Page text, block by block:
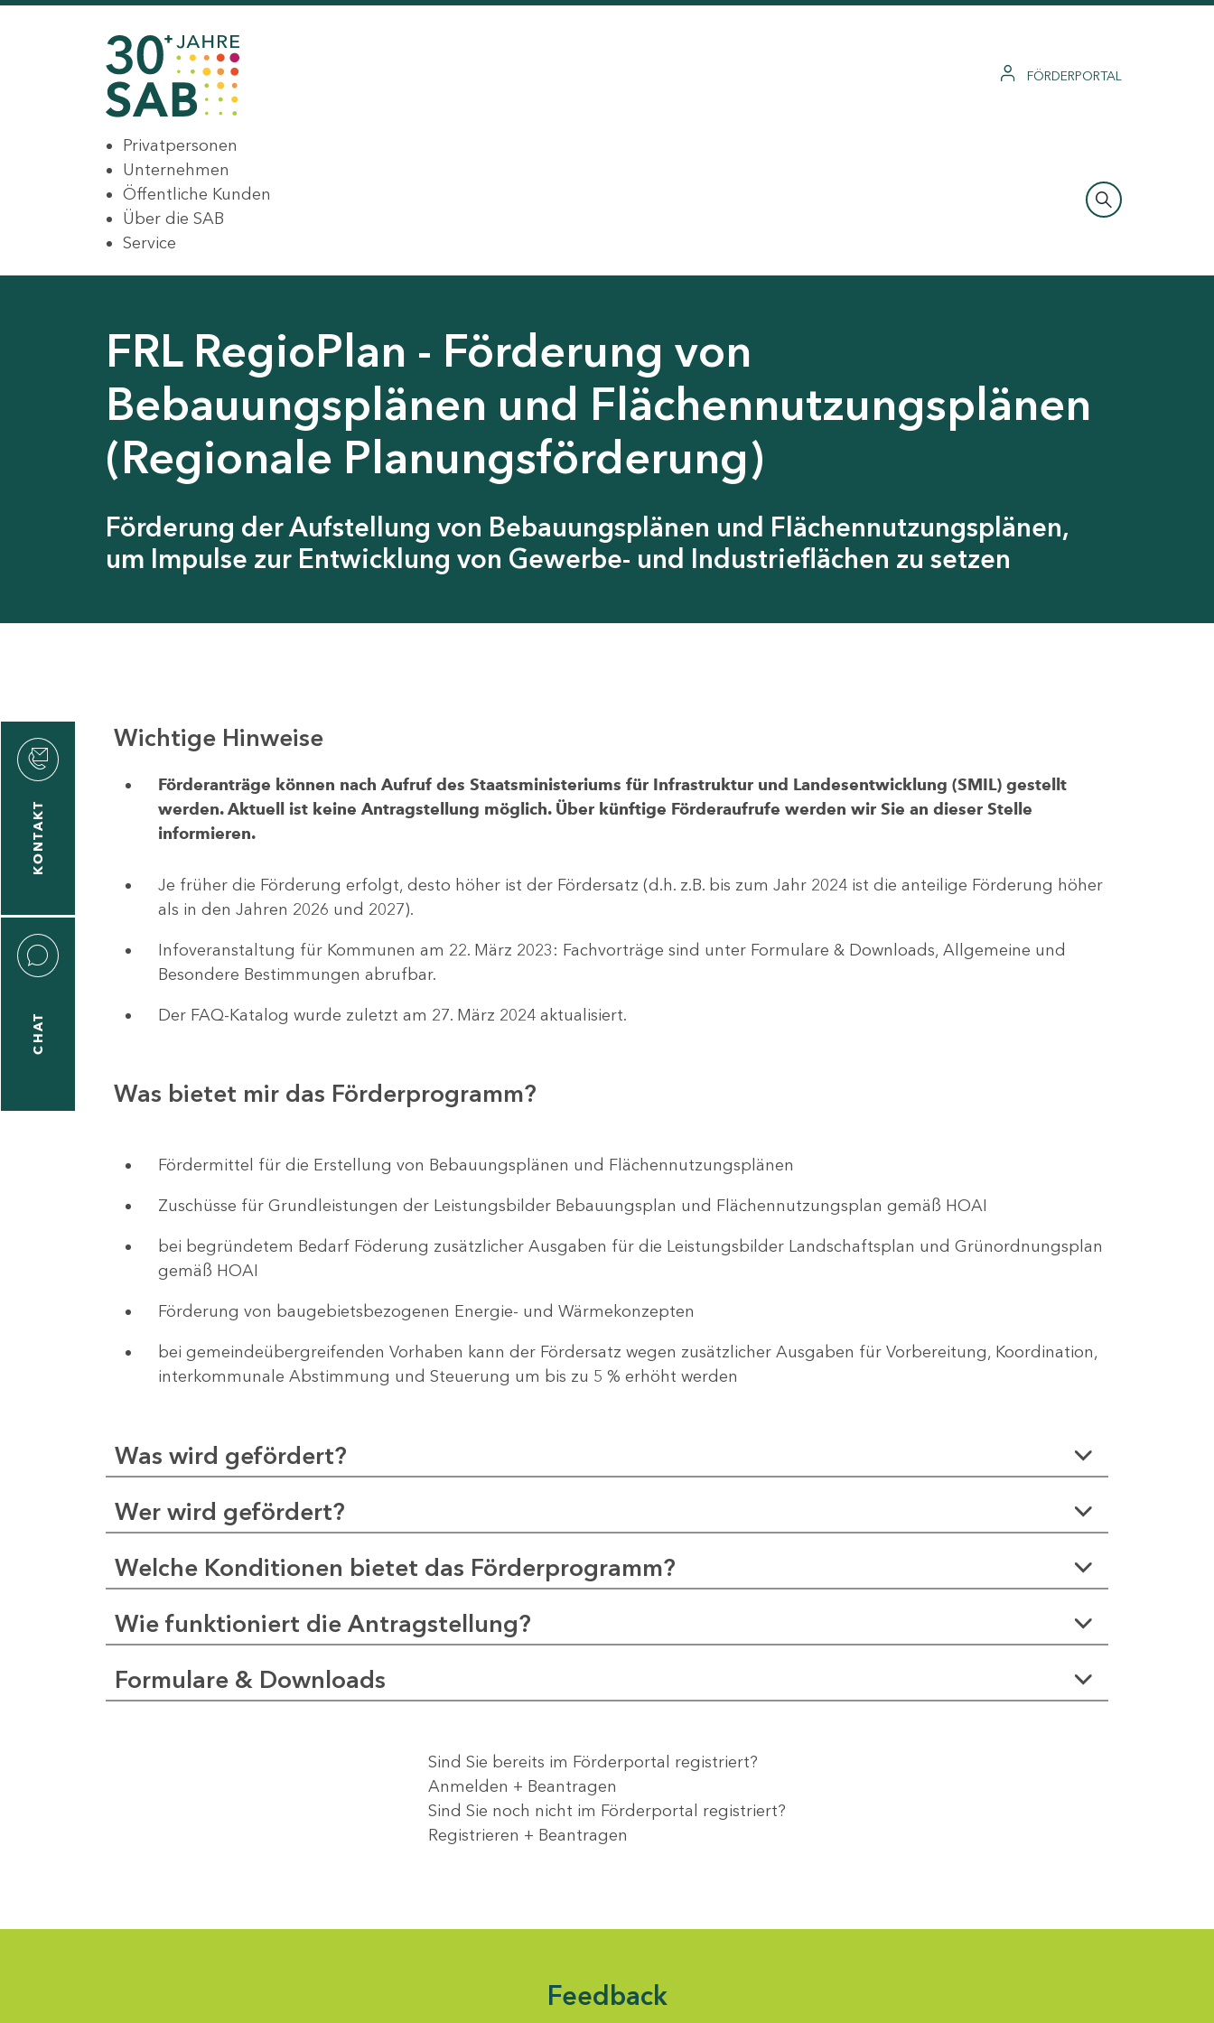
FÖRDERPORTAL
Privatpersonen
Unternehmen
Öffentliche Kunden
Über die SAB
Service
FRL RegioPlan - Förderung von
Bebauungsplänen und Flächennutzungsplänen
(Regionale Planungsförderung)
Förderung der Aufstellung von Bebauungsplänen und Flächennutzungsplänen,
um Impulse zur Entwicklung von Gewerbe- und Industrieflächen zu setzen
KONTAKT
CHAT
Wichtige Hinweise
Förderanträge können nach Aufruf des Staatsministeriums für Infrastruktur und Landesentwicklung (SMIL) gestellt
werden. Aktuell ist keine Antragstellung möglich. Über künftige Förderaufrufe werden wir Sie an dieser Stelle
informieren.
Je früher die Förderung erfolgt, desto höher ist der Fördersatz (d.h. z.B. bis zum Jahr 2024 ist die anteilige Förderung höher
als in den Jahren 2026 und 2027).
Infoveranstaltung für Kommunen am 22. März 2023: Fachvorträge sind unter Formulare & Downloads, Allgemeine und
Besondere Bestimmungen abrufbar.
Der FAQ-Katalog wurde zuletzt am 27. März 2024 aktualisiert.
Was bietet mir das Förderprogramm?
Fördermittel für die Erstellung von Bebauungsplänen und Flächennutzungsplänen
Zuschüsse für Grundleistungen der Leistungsbilder Bebauungsplan und Flächennutzungsplan gemäß HOAI
bei begründetem Bedarf Föderung zusätzlicher Ausgaben für die Leistungsbilder Landschaftsplan und Grünordnungsplan
gemäß HOAI
Förderung von baugebietsbezogenen Energie- und Wärmekonzepten
bei gemeindeübergreifenden Vorhaben kann der Fördersatz wegen zusätzlicher Ausgaben für Vorbereitung, Koordination,
interkommunale Abstimmung und Steuerung um bis zu 5 % erhöht werden
Was wird gefördert?
Wer wird gefördert?
Welche Konditionen bietet das Förderprogramm?
Wie funktioniert die Antragstellung?
Formulare & Downloads
Sind Sie bereits im Förderportal registriert?
Anmelden + Beantragen
Sind Sie noch nicht im Förderportal registriert?
Registrieren + Beantragen
Feedback